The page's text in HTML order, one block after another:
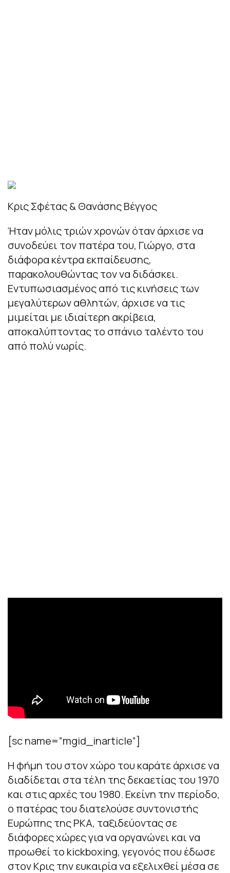
Κρις Σφέτας & Θανάσης Βέγγος
Ήταν μόλις τριών χρονών όταν άρχισε να
συνοδεύει τον πατέρα του, Γιώργο, στα
διάφορα κέντρα εκπαίδευσης,
παρακολουθώντας τον να διδάσκει.
Εντυπωσιασμένος από τις κινήσεις των
μεγαλύτερων αθλητών, άρχισε να τις
μιμείται με ιδιαίτερη ακρίβεια,
αποκαλύπτοντας το σπάνιο ταλέντο του
από πολύ νωρίς.
[sc name=”mgid_inarticle”]
Η φήμη του στον χώρο του καράτε άρχισε να
διαδίδεται στα τέλη της δεκαετίας του 1970
και στις αρχές του 1980. Εκείνη την περίοδο,
ο πατέρας του διατελούσε συντονιστής
Ευρώπης της PKA, ταξιδεύοντας σε
διάφορες χώρες για να οργανώνει και να
προωθεί το kickboxing, γεγονός που έδωσε
στον Κρις την ευκαιρία να εξελιχθεί μέσα σε